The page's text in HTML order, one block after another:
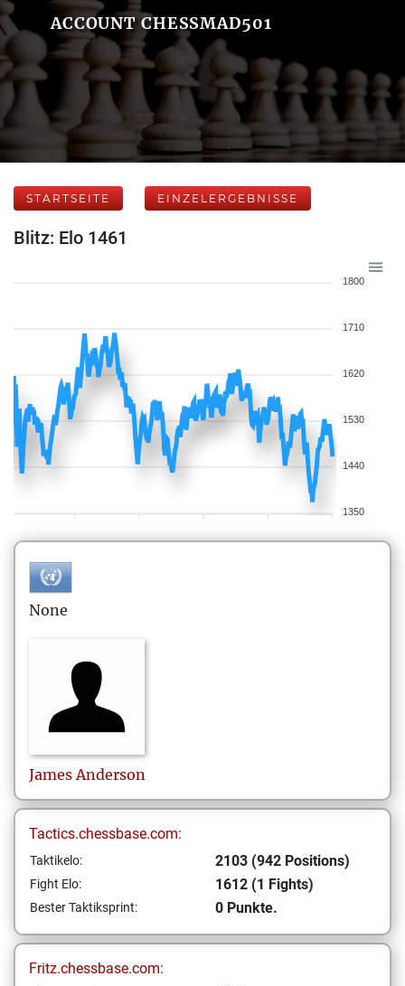
ACCOUNT CHESSMAD501
STARTSEITE EINZELERGEBNISSE
Blitz: Elo 1461
1800
1710
1620
1530
1440
1350
None
James Anderson
Tactics.chessbase.com:
Taktikelo: 2103 (942 Positions)
Fight Elo: 1612 (1 Fights)
Bester Taktiksprint: 0 Punkte.
Fritz.chessbase.com: